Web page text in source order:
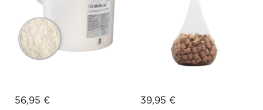
56,95 € 39,95 €